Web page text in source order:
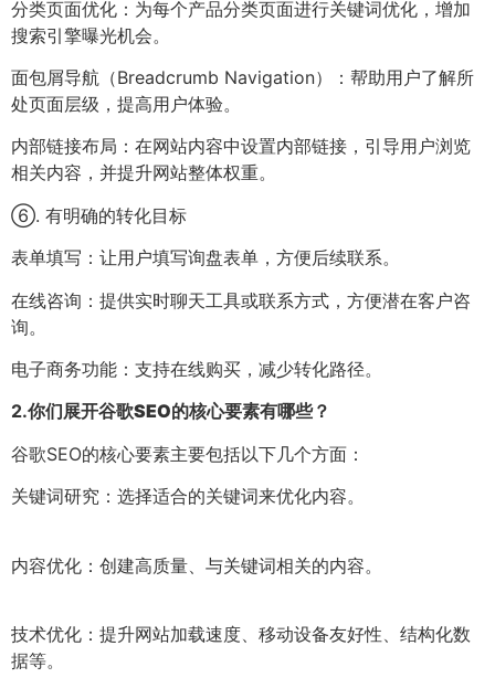
分类页面优化：为每个产品分类页面进行关键词优化，增加
搜索引擎曝光机会。
面包屑导航（Breadcrumb Navigation）：帮助用户了解所
处页面层级，提高用户体验。
内部链接布局：在网站内容中设置内部链接，引导用户浏览
相关内容，并提升网站整体权重。
⑥. 有明确的转化目标
表单填写：让用户填写询盘表单，方便后续联系。
在线咨询：提供实时聊天工具或联系方式，方便潜在客户咨
询。
电子商务功能：支持在线购买，减少转化路径。
2.你们展开谷歌SEO的核心要素有哪些？
谷歌SEO的核心要素主要包括以下几个方面：
关键词研究：选择适合的关键词来优化内容。
内容优化：创建高质量、与关键词相关的内容。
技术优化：提升网站加载速度、移动设备友好性、结构化数
据等。